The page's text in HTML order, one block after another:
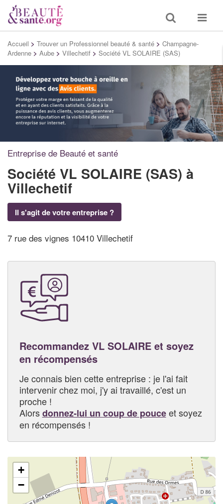
Toggle
search
Toggle
Accueil > Trouver un Professionnel beauté & santé > Champagne-
Ardenne > Aube > Villechetif > Société VL SOLAIRE (SAS)
Entreprise de Beauté et santé
Société VL SOLAIRE (SAS) à
Villechetif
Il s'agit de votre entreprise ?
7 rue des vignes 10410 Villechetif
Recommandez VL SOLAIRE et soyez
en récompensés
Je connais bien cette entreprise : je l'ai fait
intervenir chez moi, j'y ai travaillé, c'est un
proche !
Alorsdonnez-lui un coup de pouceet soyez
en récompensés !
+
−